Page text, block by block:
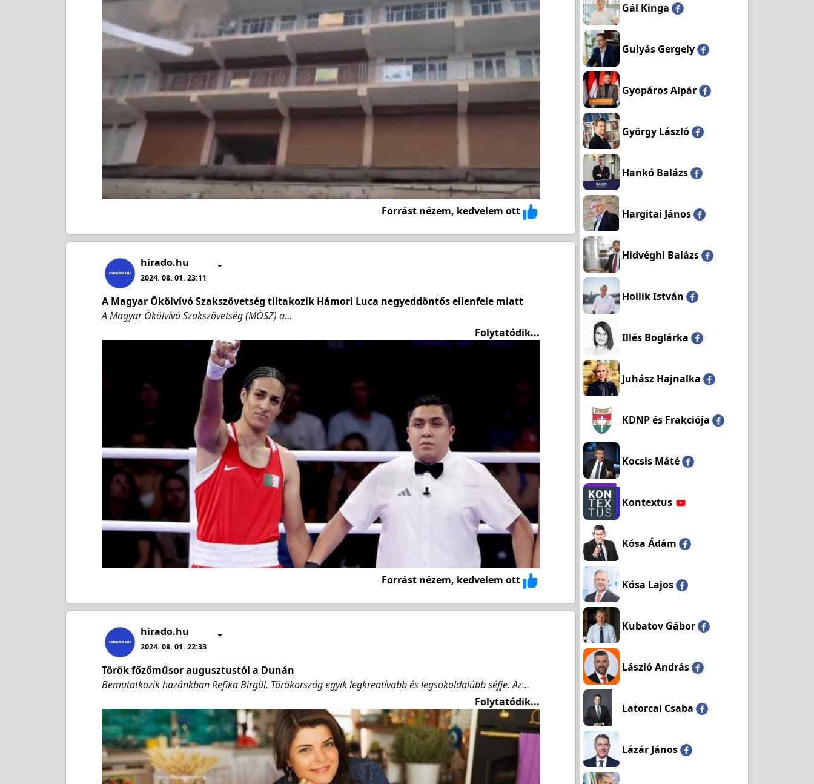
Forrást nézem, kedvelem ott
hirado.hu
2024. 08. 01. 23:11
A Magyar Ökölvívó Szakszövetség tiltakozik Hámori Luca negyeddöntős ellenfele miatt
A Magyar Ökölvívó Szakszövetség (MÖSZ) a…
Folytatódik...
Forrást nézem, kedvelem ott
hirado.hu
2024. 08. 01. 22:33
Török főzőműsor augusztustól a Dunán
Bemutatkozik hazánkban Refika Birgül, Törökország egyik legkreatívabb és legsokoldalúbb séfje. Az…
Folytatódik...
Gál Kinga
Gulyás Gergely
Gyopáros Alpár
György László
Hankó Balázs
Hargitai János
Hidvéghi Balázs
Hollik István
Illés Boglárka
Juhász Hajnalka
KDNP és Frakciója
Kocsis Máté
Kontextus
Kósa Ádám
Kósa Lajos
Kubatov Gábor
László András
Latorcai Csaba
Lázár János